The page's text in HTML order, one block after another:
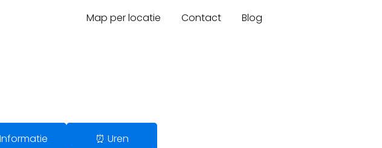
Map per locatie Contact Blog
Informatie ⏰ Uren